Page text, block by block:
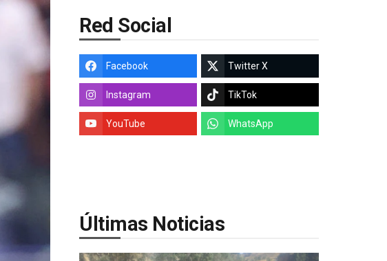
Red Social
Facebook Twitter X
Instagram TikTok
YouTube WhatsApp
Últimas Noticias